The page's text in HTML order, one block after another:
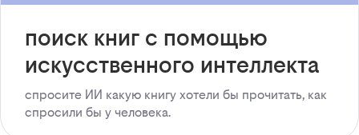
поиск книг с помощью
искусственного интеллекта
спросите ИИ какую книгу хотели бы прочитать, как
спросили бы у человека.